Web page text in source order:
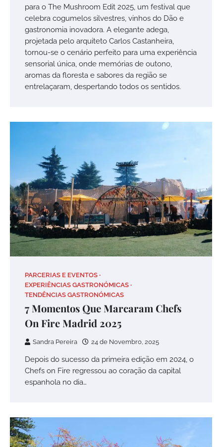
para o The Mushroom Edit 2025, um festival que
celebra cogumelos silvestres, vinhos do Dão e
gastronomia inovadora. A elegante adega,
projetada pelo arquiteto Carlos Castanheira,
tornou-se o cenário perfeito para uma experiência
sensorial única, onde memórias de outono,
aromas da floresta e sabores da região se
entrelaçaram, despertando todos os sentidos.
PARCERIAS E EVENTOS
EXPERIÊNCIAS GASTRONÓMICAS
TENDÊNCIAS GASTRONÓMICAS
7 Momentos Que Marcaram Chefs
On Fire Madrid 2025
Sandra Pereira 24 de Novembro, 2025
Depois do sucesso da primeira edição em 2024, o
Chefs on Fire regressou ao coração da capital
espanhola no dia…